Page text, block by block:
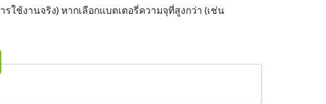
ใช้งานจริง) หากเลือกแบตเตอรี่ความจุที่สูงกว่า (เช่น